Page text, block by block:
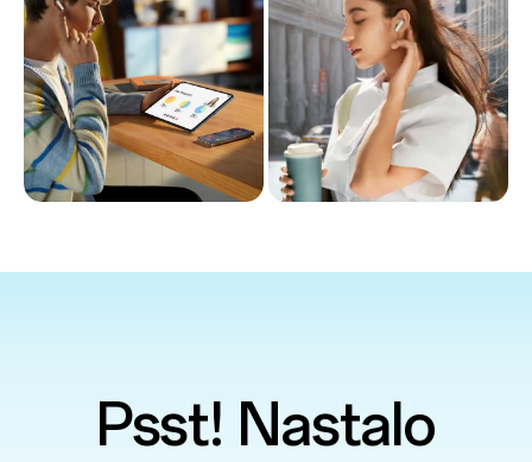
Psst! Nastalo